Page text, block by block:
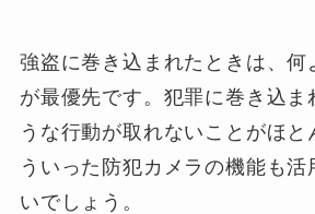
強盗に巻き込まれたときは、何
が最優先です。犯罪に巻き込ま
うな行動が取れないことがほと
ういった防犯カメラの機能も活
いでしょう。